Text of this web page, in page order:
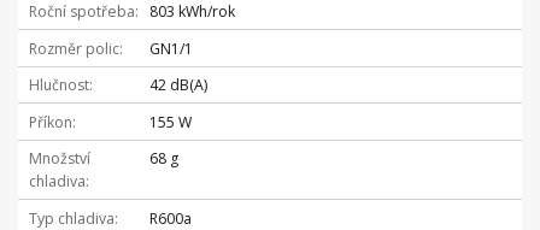
Roční spotřeba
803 kWh/rok
Rozměr polic
GN1/1
Hlučnost
42 dB(A)
Příkon
155 W
Množství
chladiva
68 g
Typ chladiva R600a